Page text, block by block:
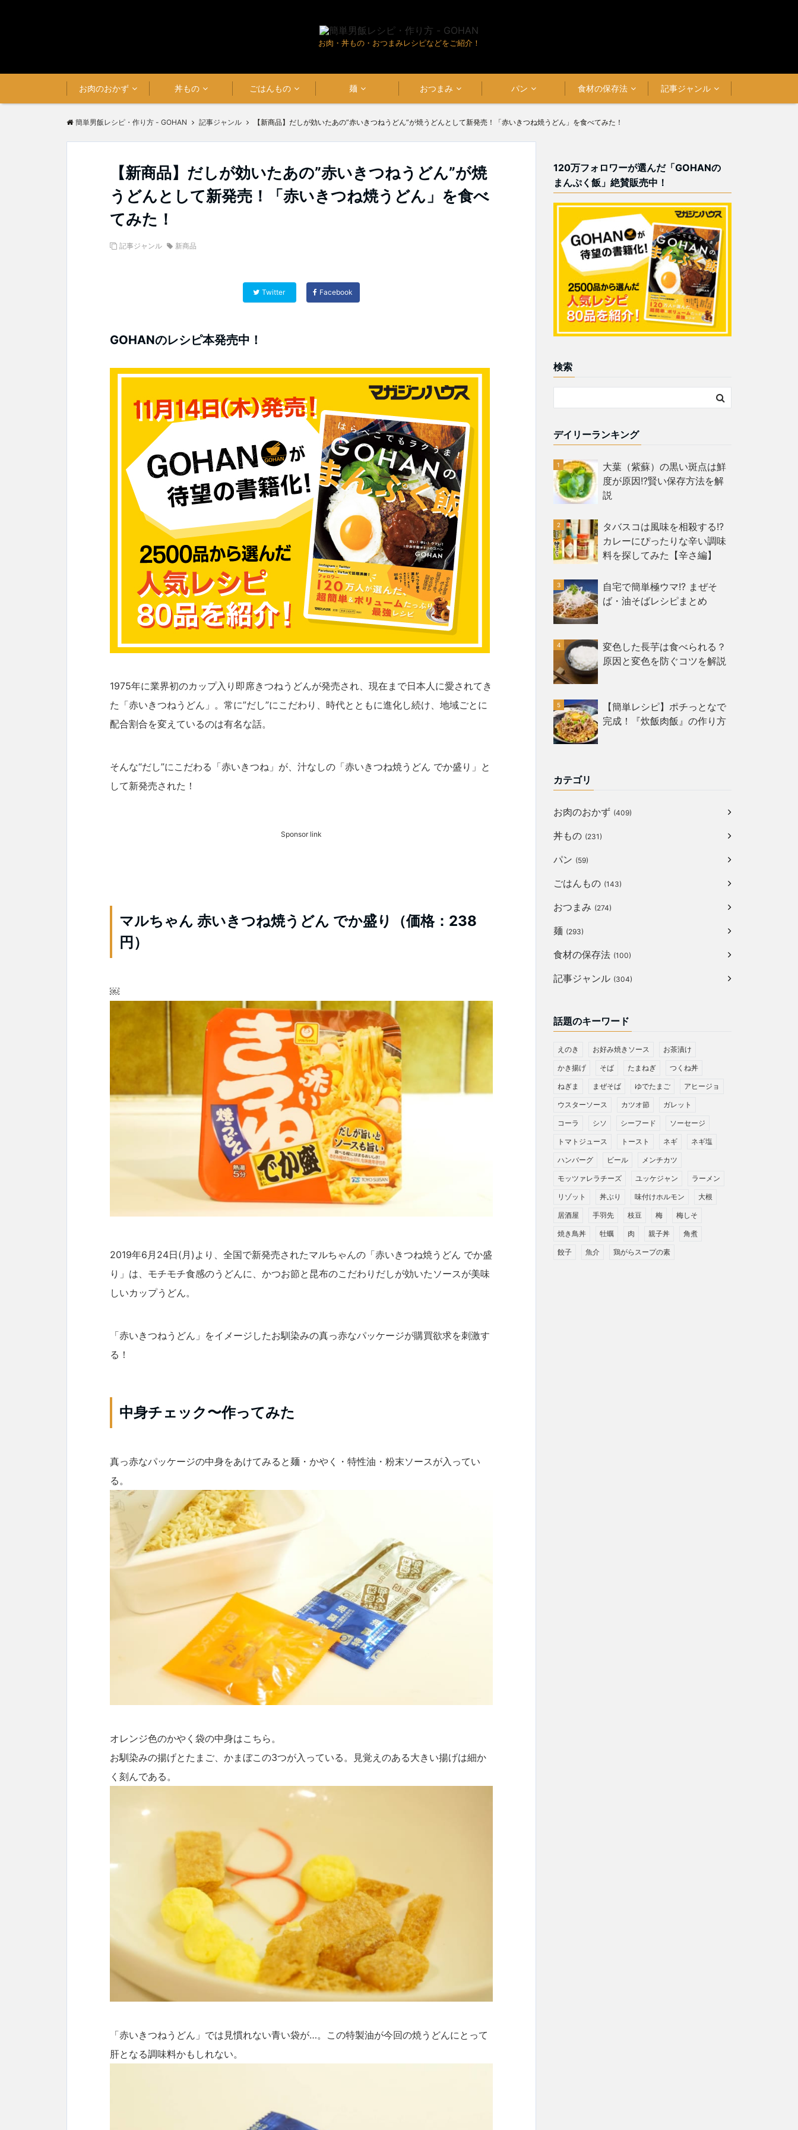
お肉・丼もの・おつまみレシピなどをご紹介！
お肉のおかず 丼もの ごはんもの 麺 おつまみ パン 食材の保存法 記事ジャンル
簡単男飯レシピ・作り方 - GOHAN 記事ジャンル 【新商品】だしが効いたあの”赤いきつねうどん”が焼うどんとして新発売！「赤いきつね焼うどん」を食べてみた！
【新商品】だしが効いたあの”赤いきつねうどん”が焼
うどんとして新発売！「赤いきつね焼うどん」を食べ
てみた！
記事ジャンル 新商品
Twitter Facebook
GOHANのレシピ本発売中！
1975年に業界初のカップ入り即席きつねうどんが発売され、現在まで日本人に愛されてき
た「赤いきつねうどん」。常に”だし”にこだわり、時代とともに進化し続け、地域ごとに
配合割合を変えているのは有名な話。
そんな“だし”にこだわる「赤いきつね」が、汁なしの「赤いきつね焼うどん でか盛り」と
して新発売された！
Sponsor link
マルちゃん 赤いきつね焼うどん でか盛り（価格：238
円）
￼
2019年6月24日(月)より、全国で新発売されたマルちゃんの「赤いきつね焼うどん でか盛
り」は、モチモチ食感のうどんに、かつお節と昆布のこだわりだしが効いたソースが美味
しいカップうどん。
「赤いきつねうどん」をイメージしたお馴染みの真っ赤なパッケージが購買欲求を刺激す
る！
中身チェック〜作ってみた
真っ赤なパッケージの中身をあけてみると麺・かやく・特性油・粉末ソースが入ってい
る。
オレンジ色のかやく袋の中身はこちら。
お馴染みの揚げとたまご、かまぼこの3つが入っている。見覚えのある大きい揚げは細か
く刻んである。
「赤いきつねうどん」では見慣れない青い袋が…。この特製油が今回の焼うどんにとって
肝となる調味料かもしれない。
120万フォロワーが選んだ「GOHANの
まんぷく飯」絶賛販売中！
検索
デイリーランキング
大葉（紫蘇）の黒い斑点は鮮
度が原因!?賢い保存方法を解
説
タバスコは風味を相殺する!?
カレーにぴったりな辛い調味
料を探してみた【辛さ編】
自宅で簡単極ウマ!? まぜそ
ば・油そばレシピまとめ
変色した長芋は食べられる？
原因と変色を防ぐコツを解説
【簡単レシピ】ポチっとなで
完成！『炊飯肉飯』の作り方
カテゴリ
お肉のおかず (409)
丼もの (231)
パン (59)
ごはんもの (143)
おつまみ (274)
麺 (293)
食材の保存法 (100)
記事ジャンル (304)
話題のキーワード
えのき お好み焼きソース お茶漬け
かき揚げ そば たまねぎ つくね丼
ねぎま まぜそば ゆでたまご アヒージョ
ウスターソース カツオ節 ガレット
コーラ シソ シーフード ソーセージ
トマトジュース トースト ネギ ネギ塩
ハンバーグ ビール メンチカツ
モッツァレラチーズ ユッケジャン ラーメン
リゾット 丼ぶり 味付けホルモン 大根
居酒屋 手羽先 枝豆 梅 梅しそ
焼き鳥丼 牡蠣 肉 親子丼 角煮
餃子 魚介 鶏がらスープの素